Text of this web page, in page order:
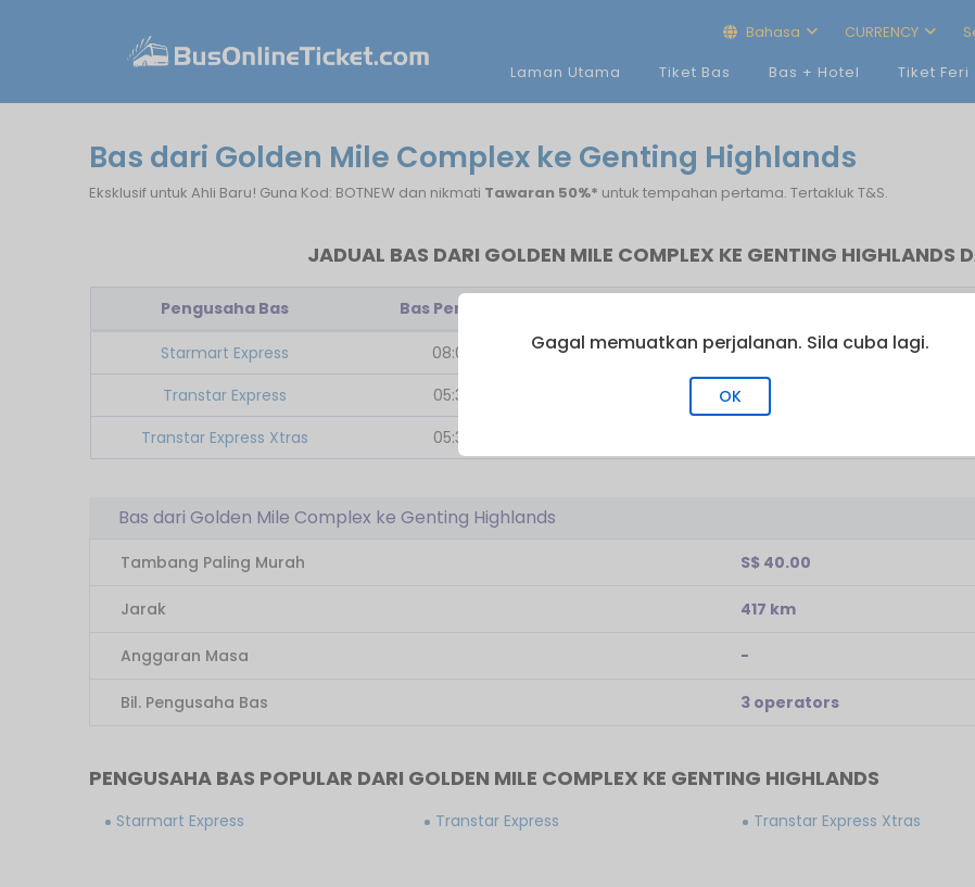
Bahasa CURRENCY
Laman Utama
Tiket Bas Bas + Hotel Tiket Feri
Bas dari Golden Mile Complex ke Genting Highlands
Eksklusif untuk Ahli Baru! Guna Kod: BOTNEW dan nikmati Tawaran 50%* untuk tempahan pertama. Tertakluk T&S.
JADUAL BAS DARI GOLDEN MILE COMPLEX KE GENTING HIGHLANDS
Pengusaha Bas Bas Pertama
Starmart Express 08:00 23:30 2
Transtar Express
05:30
Transtar Express Xtras
05:30
Bas dari Golden Mile Complex ke Genting Highlands
Tambang Paling Murah S$ 40.00
Jarak 417 km
Anggaran Masa -
Bil. Pengusaha Bas 3 operators
PENGUSAHA BAS POPULAR DARI GOLDEN MILE COMPLEX KE GENTING HIGHLANDS
Starmart Express Transtar Express Transtar Express Xtras
Gagal memuatkan perjalanan. Sila cuba lagi.
OK